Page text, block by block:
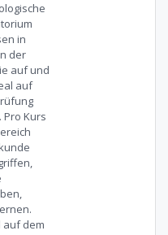
in
der
auf und
auf
Pro Kurs
auf dem